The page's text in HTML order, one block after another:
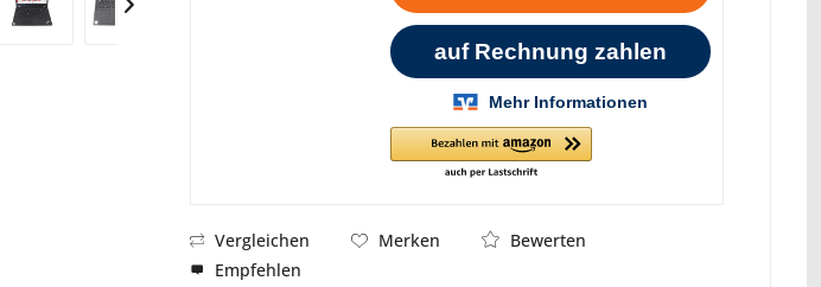
Vergleichen Merken
Bewerten
Empfehlen